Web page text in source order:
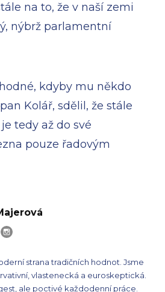
na to, že v naší zemi
nýbrž parlamentní
kdyby mu někdo
Kolář, sdělil, že stále
tedy až do své
pouze řadovým
strana tradičních hodnot. Jsme
vlastenecká a euroskeptická.
ale poctivé každodenní práce.